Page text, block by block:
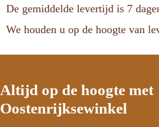
De gemiddelde levertijd is 7
We houden u op de hoogte van
Altijd op de hoogte met
Oostenrijksewinkel